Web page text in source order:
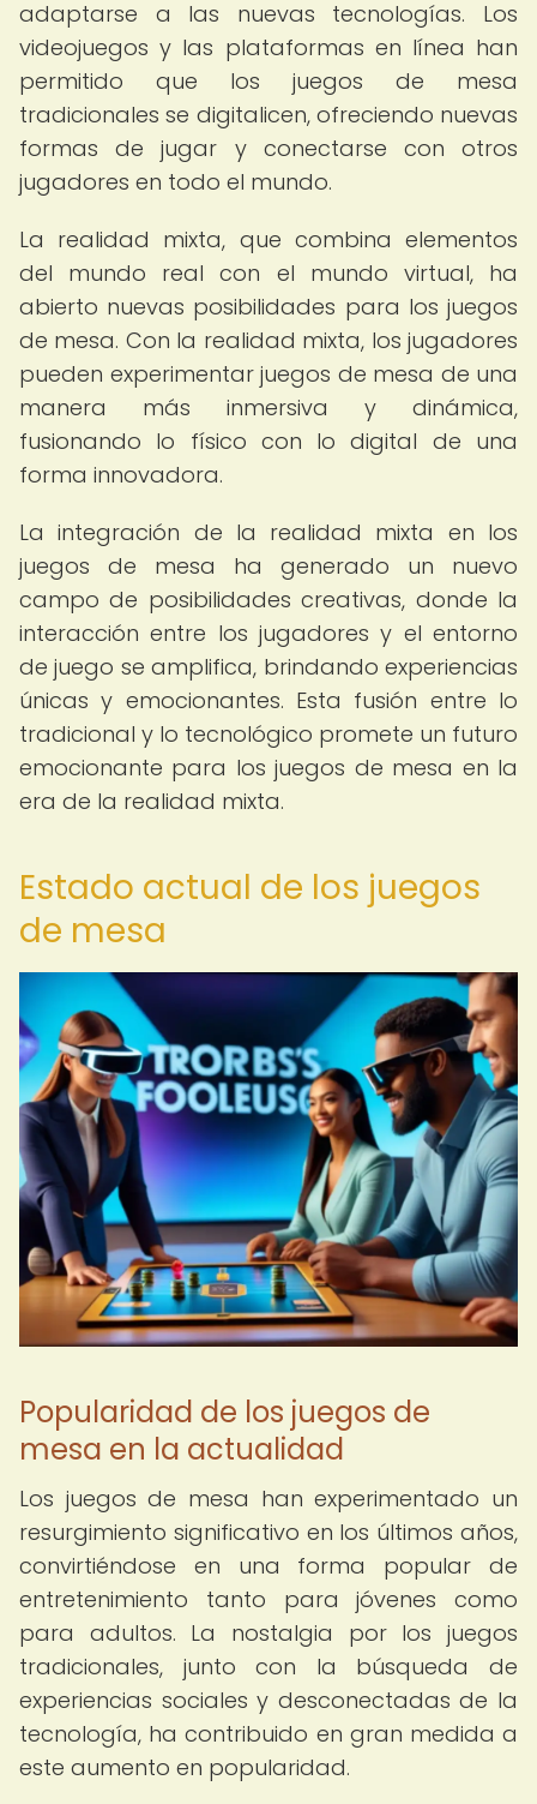
adaptarse a las nuevas tecnologías. Los
videojuegos y las plataformas en línea han
permitido que los juegos de mesa
tradicionales se digitalicen, ofreciendo nuevas
formas de jugar y conectarse con otros
jugadores en todo el mundo.
La realidad mixta, que combina elementos
del mundo real con el mundo virtual, ha
abierto nuevas posibilidades para los juegos
de mesa. Con la realidad mixta, los jugadores
pueden experimentar juegos de mesa de una
manera más inmersiva y dinámica,
fusionando lo físico con lo digital de una
forma innovadora.
La integración de la realidad mixta en los
juegos de mesa ha generado un nuevo
campo de posibilidades creativas, donde la
interacción entre los jugadores y el entorno
de juego se amplifica, brindando experiencias
únicas y emocionantes. Esta fusión entre lo
tradicional y lo tecnológico promete un futuro
emocionante para los juegos de mesa en la
era de la realidad mixta.
Estado actual de los juegos
de mesa
Popularidad de los juegos de
mesa en la actualidad
Los juegos de mesa han experimentado un
resurgimiento significativo en los últimos años,
convirtiéndose en una forma popular de
entretenimiento tanto para jóvenes como
para adultos. La nostalgia por los juegos
tradicionales, junto con la búsqueda de
experiencias sociales y desconectadas de la
tecnología, ha contribuido en gran medida a
este aumento en popularidad.